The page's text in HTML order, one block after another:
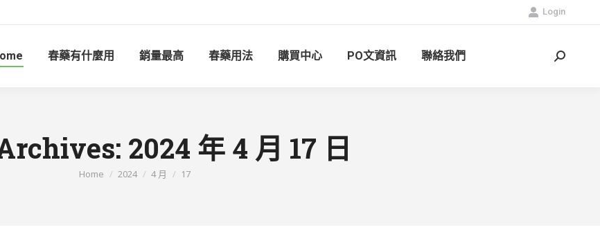
Login
春藥有什麼用 銷量最高 春藥用法 購買中心 PO文資訊 聯絡我們 Search:
2024 年 4 月 17 日
You are here:
Home 2024 4 月 17